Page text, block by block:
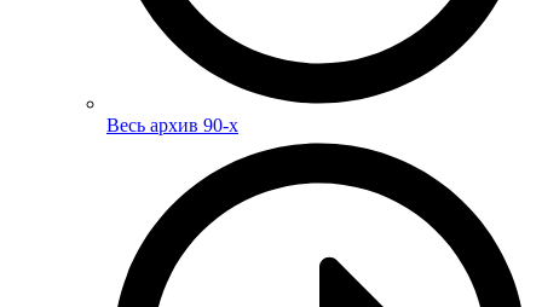
Весь архив 90-х